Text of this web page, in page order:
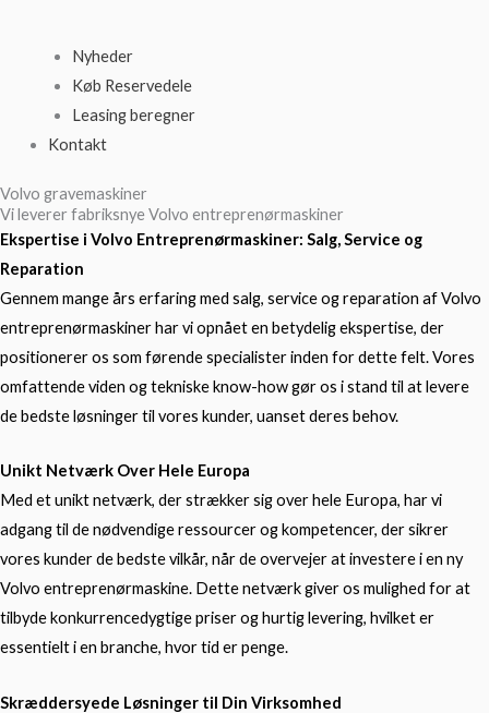
Nyheder
Køb Reservedele
Leasing beregner
Kontakt
Volvo gravemaskiner
Vi leverer fabriksnye Volvo entreprenørmaskiner​
Ekspertise i Volvo Entreprenørmaskiner: Salg, Service og
Reparation
Gennem mange års erfaring med salg, service og reparation af Volvo
entreprenørmaskiner har vi opnået en betydelig ekspertise, der
positionerer os som førende specialister inden for dette felt. Vores
omfattende viden og tekniske know-how gør os i stand til at levere
de bedste løsninger til vores kunder, uanset deres behov.
Unikt Netværk Over Hele Europa
Med et unikt netværk, der strækker sig over hele Europa, har vi
adgang til de nødvendige ressourcer og kompetencer, der sikrer
vores kunder de bedste vilkår, når de overvejer at investere i en ny
Volvo entreprenørmaskine. Dette netværk giver os mulighed for at
tilbyde konkurrencedygtige priser og hurtig levering, hvilket er
essentielt i en branche, hvor tid er penge.
Skræddersyede Løsninger til Din Virksomhed